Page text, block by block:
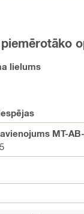
lielums
MT-